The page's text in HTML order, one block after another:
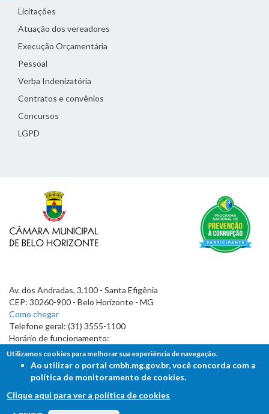
Licitações
Atuação dos vereadores
Execução Orçamentária
Pessoal
Verba Indenizatória
Contratos e convênios
Concursos
LGPD
Av. dos Andradas, 3.100 - Santa Efigênia
CEP: 30260-900 - Belo Horizonte - MG
Como chegar
Telefone geral: (31) 3555-1100
Horário de funcionamento:
7h às 19h
FALE COM A CÂMARA
Utilizamos cookies para melhorar sua experiência de navegação.
Ao utilizar o portal cmbh.mg.gov.br, você concorda com a
política de monitoramento de cookies.
Clique aqui para ver a política de cookies